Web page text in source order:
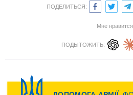
ПОДЕЛИТЬСЯ:
Мне нравится
ПОДЫТОЖИТЬ: